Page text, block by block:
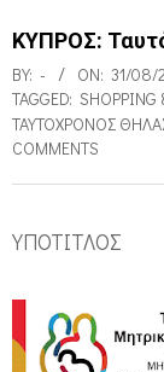
ΚΥΠΡΟΣ:
BY: - ON: 31/08/
TAGGED: SHOPPING
ΤΑΥΤΌΧΡΟΝΟΣ
COMMENTS
Υ
Π
ΥΠΟΤΙΤΛΟΣ